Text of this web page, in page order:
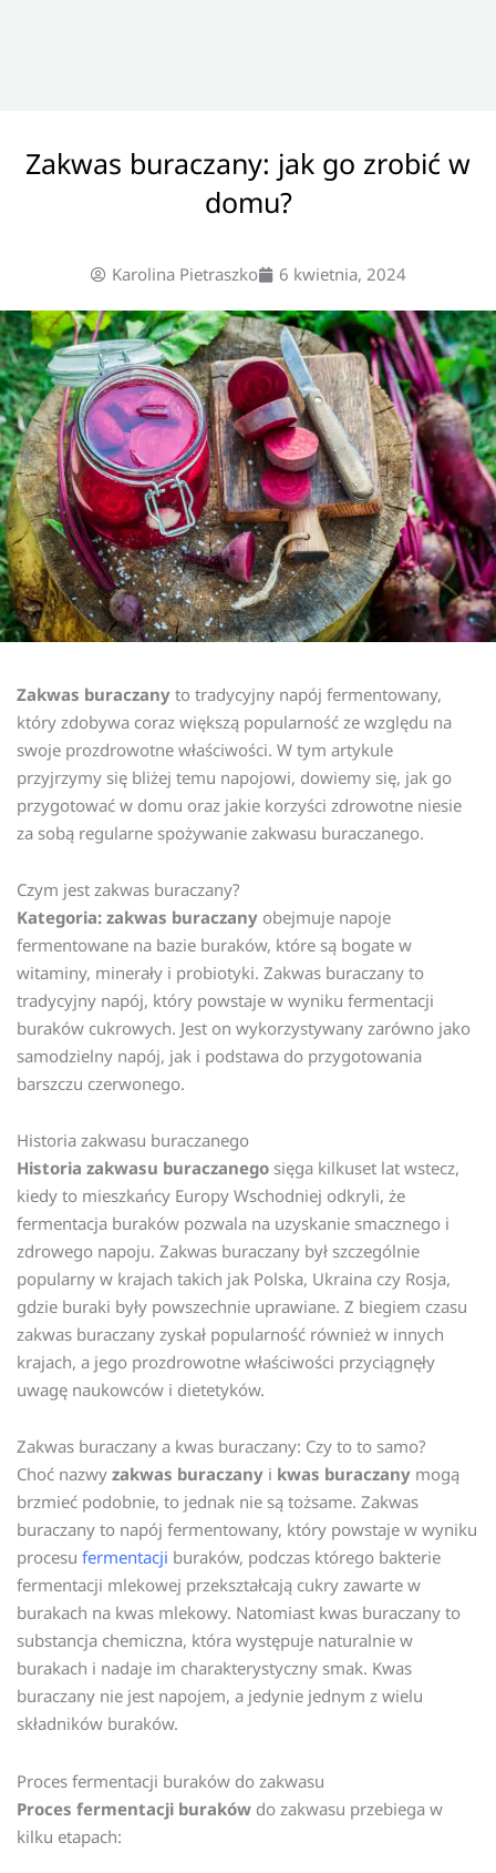
Zakwas buraczany: jak go zrobić w
domu?
Karolina Pietraszko 6 kwietnia, 2024
Zakwas buraczany to tradycyjny napój fermentowany,
który zdobywa coraz większą popularność ze względu na
swoje prozdrowotne właściwości. W tym artykule
przyjrzymy się bliżej temu napojowi, dowiemy się, jak go
przygotować w domu oraz jakie korzyści zdrowotne niesie
za sobą regularne spożywanie zakwasu buraczanego.
Czym jest zakwas buraczany?
Kategoria: zakwas buraczany obejmuje napoje
fermentowane na bazie buraków, które są bogate w
witaminy, minerały i probiotyki. Zakwas buraczany to
tradycyjny napój, który powstaje w wyniku fermentacji
buraków cukrowych. Jest on wykorzystywany zarówno jako
samodzielny napój, jak i podstawa do przygotowania
barszczu czerwonego.
Historia zakwasu buraczanego
Historia zakwasu buraczanego sięga kilkuset lat wstecz,
kiedy to mieszkańcy Europy Wschodniej odkryli, że
fermentacja buraków pozwala na uzyskanie smacznego i
zdrowego napoju. Zakwas buraczany był szczególnie
popularny w krajach takich jak Polska, Ukraina czy Rosja,
gdzie buraki były powszechnie uprawiane. Z biegiem czasu
zakwas buraczany zyskał popularność również w innych
krajach, a jego prozdrowotne właściwości przyciągnęły
uwagę naukowców i dietetyków.
Zakwas buraczany a kwas buraczany: Czy to to samo?
Choć nazwy zakwas buraczany i kwas buraczany mogą
brzmieć podobnie, to jednak nie są tożsame. Zakwas
buraczany to napój fermentowany, który powstaje w wyniku
procesu fermentacji buraków, podczas którego bakterie
fermentacji mlekowej przekształcają cukry zawarte w
burakach na kwas mlekowy. Natomiast kwas buraczany to
substancja chemiczna, która występuje naturalnie w
burakach i nadaje im charakterystyczny smak. Kwas
buraczany nie jest napojem, a jedynie jednym z wielu
składników buraków.
Proces fermentacji buraków do zakwasu
Proces fermentacji buraków do zakwasu przebiega w
kilku etapach: